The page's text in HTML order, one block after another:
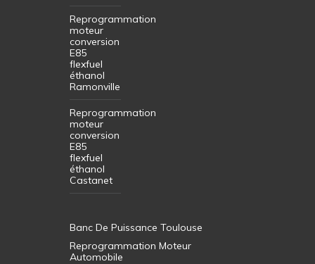
Reprogrammation
moteur
conversion
E85
flexfuel
éthanol
Ramonville
Reprogrammation
moteur
conversion
E85
flexfuel
éthanol
Castanet
Banc De Puissance Toulouse
Reprogrammation Moteur
Automobile